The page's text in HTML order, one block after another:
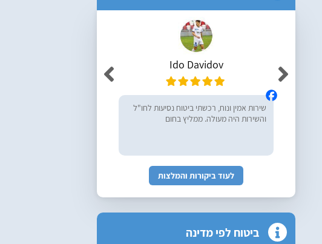
Ido Davidov
שירות אמין ונוח, רכשתי ביטוח נסיעות לחו"ל
והשירות היה מעולה. ממליץ בחום
לעוד ביקורות והמלצות
ביטוח לפי מדינה